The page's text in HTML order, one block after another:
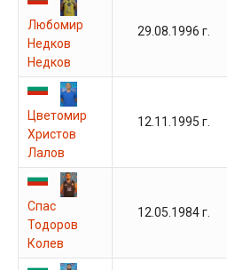
Любомир
Недков
Недков
29.08.1996 г.
Цветомир
Христов
Лалов
12.11.1995 г.
Спас
Тодоров
Колев
12.05.1984 г.